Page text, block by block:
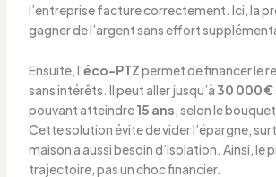
l’entreprise facture correctement. Ici, la
gagner de l’argent sans effort
Ensuite, l’éco-PTZpermet de financer le
sans intérêts. Il peut aller jusqu’à30 000 €
pouvant atteindre15 ans, selon le
Cette solution évite de vider l’épargne,
maison a aussi besoin d’isolation. Ainsi, le
trajectoire, pas un choc financier.